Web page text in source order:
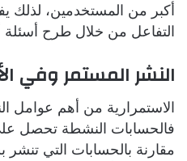
أكبر من المستخدمين، لذلك
التفاعل من خلال طرح أسئلة
النشر المستمر وفي
الاستمرارية من أهم عوامل
فالحسابات النشطة تحصل
مقارنة بالحسابات التي